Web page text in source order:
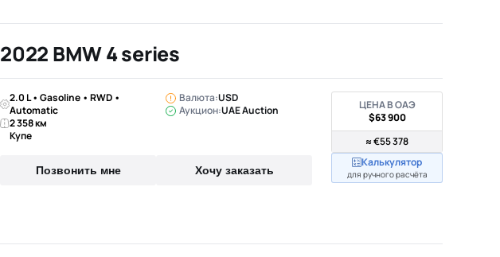
2022 BMW 4 series
2.0 L • Gasoline • RWD •
Automatic
2 358 км
Купе
Валюта:USD
Аукцион:UAE Auction
Позвонить мне Хочу заказать
ЦЕНА В ОАЭ
$63 900
≈ €55 378
Калькулятор
для ручного расчёта